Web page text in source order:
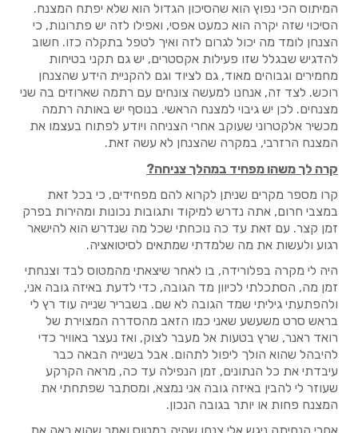
המיתוס הכי נפוץ הוא שהסיכון הגדול הוא שלא יפתח המצנח.
הסיכוי שזה יקרה הוא כמעט אפסי, ואפילו לזה יש פתרונות, כי
הצנחן לומד מה יכול לגרום לזה ואיך לטפל בתקלה כזו. חשוב
להדגיש שבגלל שזו פעילות אקסטרים, יש גם תקני בטיחות
מחמירים וגבוהים מאוד, גם לציוד וגם להקניית הידע שהצנחן
רוכש. לצד זה, אנחנו למעשה צונחים עם רתמה שארוזים בה שני
מצנחים. לכן יש גיבוי למצנח הראשי. בנוסף יש באותה רתמה
מכשיר אלקטרוני שעוקב אחרי הצניחה ויודע לפתוח בעצמו את
המצנח הרזרבי, במקרה שהצנחן לא עשה זאת.
קרה לך משהו מפחיד במהלך צניחה?
קרו מספר מקרים שניתן לקרוא להם מפחידים, כי בכל זאת
במצבי חרום, אתה נדרש למיקוד ותגובות נכונות ומהירות בפרק
זמן קצר. עם זאת עד כה נוכחתי שכל מה שנדרש הוא להישאר
רגוע ולעשות את מה שלמדתי שמתאים לסיטואציה.
היה לי מקרה בפלורידה, בו לאחר שיצאתי מהמטוס לבד וצנחתי
זמן מה, הסתכלתי לכיוון מד הגובה, כדי לדעת באיזה גובה אני,
ולהפתעתי גיליתי שמד הגובה לא שם. בשבריר שנייה עוד רץ לי
בראש סרט משעשע שאני כמו הזאב מהסדרה המצוירת של
רואד ראנר, שרץ בטעות אל מעבר לצוק, ואז נעצר באוויר כדי
להיבהל שהוא הולך ליפול לתהום. אבל בשנייה הבאה כבר
עיבדתי את כל הנתונים, זמן הנפילה עד כה, מראה הקרקע
שעוזר לי להבין באיזה גובה אני נמצא, ומסתבר שפתחתי את
המצנח פחות או יותר בגובה הנכון.